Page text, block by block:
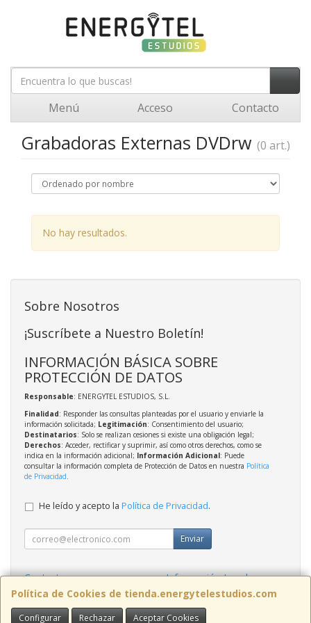
Menú Acceso Contacto
Grabadoras Externas DVDrw (0 art.)
No hay resultados.
Política de Cookies de tienda.energytelestudios.com
Configurar Rechazar Aceptar Cookies
Sobre Nosotros
¡Suscríbete a Nuestro Boletín!
INFORMACIÓN BÁSICA SOBRE
PROTECCIÓN DE DATOS
Responsable: ENERGYTEL ESTUDIOS, S.L.
Finalidad: Responder las consultas planteadas por el usuario y enviarle la
información solicitada; Legitimación: Consentimiento del usuario;
Destinatarios: Solo se realizan cesiones si existe una obligación legal;
Derechos: Acceder, rectificar y suprimir, así como otros derechos, como se
indica en la información adicional; Información Adicional: Puede
consultar la información completa de Protección de Datos en nuestra Política
de Privacidad.
He leído y acepto la Política de Privacidad.
Enviar
Contacto
Información Legal
Política Privacidad
Política de Cookies